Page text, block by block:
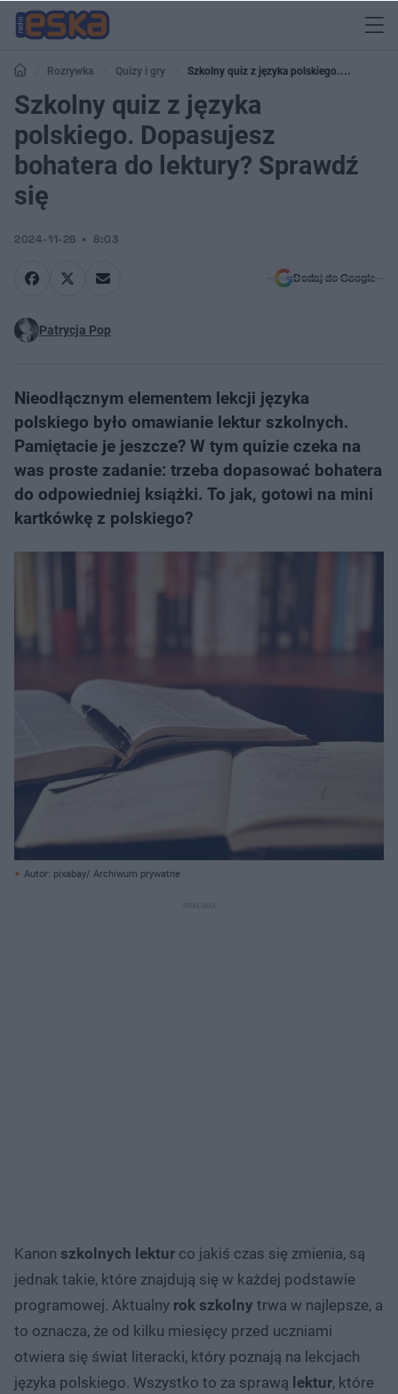
Rozrywka Quizy i gry
Szkolny quiz z języka polskiego.
Dopasujesz bohatera do lektury? Sprawdź się
Szkolny quiz z języka
polskiego. Dopasujesz
bohatera do lektury? Sprawdź
się
2024-11-26 8:03
Dodaj do Google
Patrycja Pop
Nieodłącznym elementem lekcji języka
polskiego było omawianie lektur szkolnych.
Pamiętacie je jeszcze? W tym quizie czeka na
was proste zadanie: trzeba dopasować bohatera
do odpowiedniej książki. To jak, gotowi na mini
kartkówkę z polskiego?
Autor: pixabay/ Archiwum prywatne
Kanon szkolnych lektur co jakiś czas się zmienia, są
jednak takie, które znajdują się w każdej podstawie
programowej. Aktualny rok szkolny trwa w najlepsze, a
to oznacza, że od kilku miesięcy przed uczniami
otwiera się świat literacki, który poznają na lekcjach
języka polskiego. Wszystko to za sprawą lektur, które